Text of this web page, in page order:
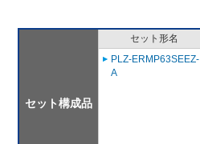
セット構成品
セット形名
PLZ-ERMP63SEEZ-
A